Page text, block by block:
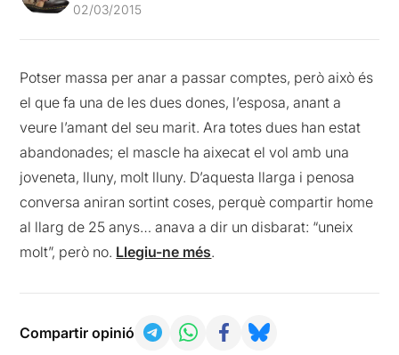
02/03/2015
Potser massa per anar a passar comptes, però això és
el que fa una de les dues dones, l’esposa, anant a
veure l’amant del seu marit. Ara totes dues han estat
abandonades; el mascle ha aixecat el vol amb una
joveneta, lluny, molt lluny. D’aquesta llarga i penosa
conversa aniran sortint coses, perquè compartir home
al llarg de 25 anys… anava a dir un disbarat: “uneix
molt”, però no. Llegiu-ne més.
Compartir opinió